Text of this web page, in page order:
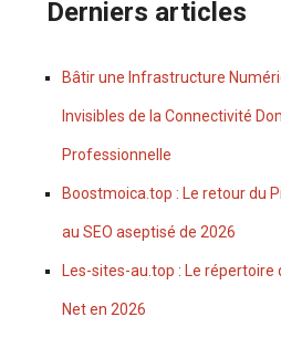
Derniers articles
Bâtir une Infrastructure Numérique Durable : Les Enjeux
Invisibles de la Connectivité
Professionnelle
Boostmoica.top : Le retour du Ping et des Favoris face
au SEO aseptisé de 2026
Les-sites-au.top : Le répertoire qui redonne du sens au
Net en 2026